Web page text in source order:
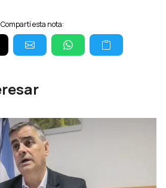
Compartí esta nota: